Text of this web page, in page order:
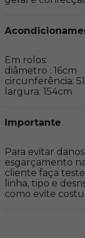
Em rolos:
diâmetro : 16cm
circunferência:
largura: 154cm
Importante
Para evitar
esgarçamento
cliente faça
linha, tipo e
como evite